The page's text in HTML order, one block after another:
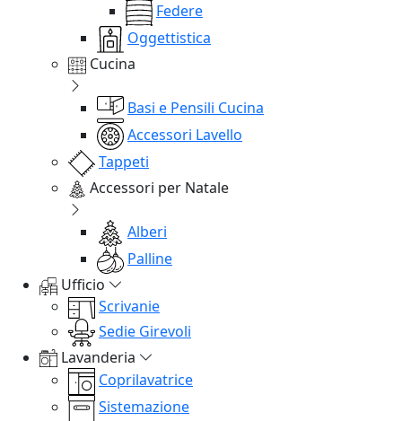
Federe
Oggettistica
Cucina
Basi e Pensili Cucina
Accessori Lavello
Tappeti
Accessori per Natale
Alberi
Palline
Ufficio
Scrivanie
Sedie Girevoli
Lavanderia
Coprilavatrice
Sistemazione